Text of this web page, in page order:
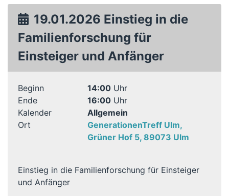
19.01.2026 Einstieg in die
Familienforschung für
Einsteiger und Anfänger
Beginn 14:00Uhr
Ende
16:00Uhr
Kalender
Allgemein
Ort
GenerationenTreff Ulm,
Grüner Hof 5, 89073 Ulm
Einstieg in die Familienforschung für Einsteiger
und Anfänger